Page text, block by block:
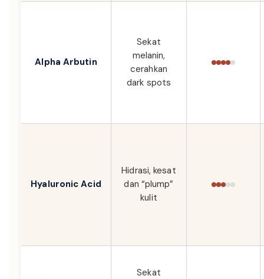
Alpha Arbutin
Sekat
melanin,
cerahkan
dark spots
Hyaluronic Acid
Hidrasi, kesat
dan “plump”
kulit
Sekat